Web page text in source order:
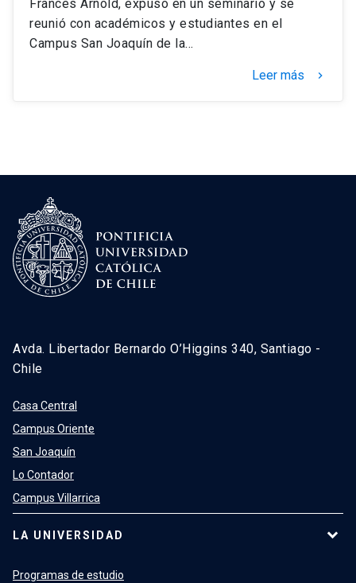
Frances Arnold, expuso en un seminario y se
reunió con académicos y estudiantes en el
Campus San Joaquín de la…
Leer más keyboard_arrow_right
Avda. Libertador Bernardo O’Higgins 340, Santiago -
Chile
Casa Central
Campus Oriente
San Joaquín
Lo Contador
Campus Villarrica
LA UNIVERSIDAD
Programas de estudio